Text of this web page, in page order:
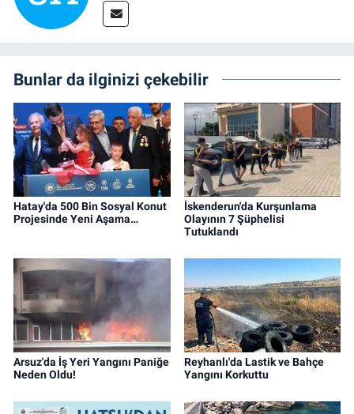
Bunlar da ilginizi çekebilir
Hatay'da 500 Bin Sosyal Konut
Projesinde Yeni Aşama…
İskenderun'da Kurşunlama
Olayının 7 Şüphelisi
Tutuklandı
Arsuz'da İş Yeri Yangını Paniğe
Neden Oldu!
Reyhanlı'da Lastik ve Bahçe
Yangını Korkuttu